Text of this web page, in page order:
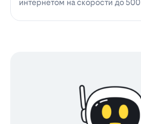
интернетом на скорости до